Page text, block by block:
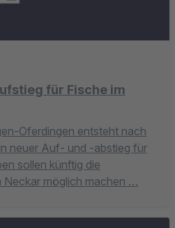
für Fische im
Oferdingen entsteht nach
neuer Auf- und -abstieg für
sollen künftig die
Neckar möglich machen …